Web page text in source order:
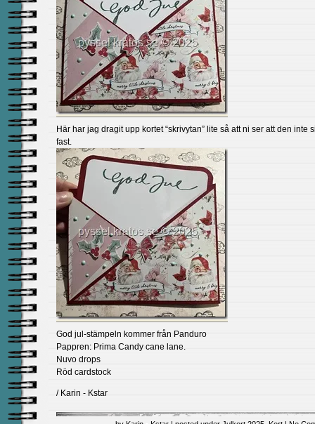
Här har jag dragit upp kortet “skrivytan” lite så att ni ser att den inte
fast.
God jul-stämpeln kommer från Panduro
Pappren: Prima Candy cane lane.
Nuvo drops
Röd cardstock
/ Karin - Kstar